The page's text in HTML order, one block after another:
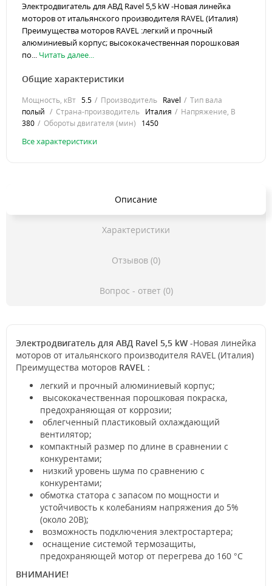
Электродвигатель для АВД Ravel 5,5 kW -Новая линейка
моторов от итальянского производителя RAVEL (Италия)
Преимущества моторов RAVEL :легкий и прочный
алюминиевый корпус; высококачественная порошковая
по... Читать далее...
Общие характеристики
Мощность, кВт 5.5 Производитель Ravel
Тип вала
полый
Страна-производитель Италия
Напряжение, В
380
Обороты двигателя (мин) 1450
Все характеристики
Описание
Характеристики
Отзывов (0)
Вопрос - ответ (0)
Электродвигатель для АВД Ravel 5,5 kW -Новая линейка
моторов от итальянского производителя RAVEL (Италия)
Преимущества моторов RAVEL :
легкий и прочный алюминиевый корпус;
высококачественная порошковая покраска,
предохраняющая от коррозии;
облегченный пластиковый охлаждающий
вентилятор;
компактный размер по длине в сравнении с
конкурентами;
низкий уровень шума по сравнению с
конкурентами;
обмотка статора с запасом по мощности и
устойчивость к колебаниям напряжения до 5%
(около 20В);
возможность подключения электростартера;
оснащение системой термозащиты,
предохраняющей мотор от перегрева до 160 °C
ВНИМАНИЕ!